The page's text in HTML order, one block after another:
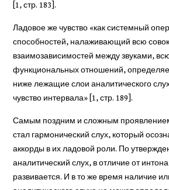
[1, стр. 183].
Ладовое же чувство «как системный
способностей, налаживающий всю
взаимозависимостей между звуками,
функциональных отношений,
ниже лежащие слои аналитического
чувство интервала» [1, стр. 189].
Самым поздним и сложным проявлением
стал гармонический слух, который
аккорды в их ладовой роли. По
аналитический слух, в отличие от
развивается. И в то же время наличие